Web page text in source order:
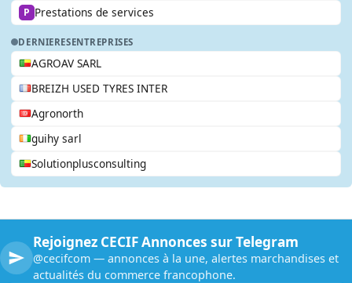
P Prestations de services
DERNIERESENTREPRISES
AGROAV SARL
BREIZH USED TYRES INTER
Agronorth
guihy sarl
Solutionplusconsulting
Rejoignez CECIF Annonces sur Telegram
@cecifcom — annonces à la une, alertes marchandises et
actualités du commerce francophone.